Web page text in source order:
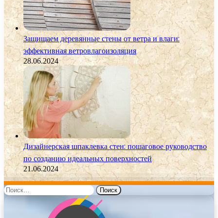
Защищаем деревянные стены от ветра и влаги:
эффективная ветровлагоизоляция
28.06.2024
Дизайнерская шпаклевка стен: пошаговое руководство
по созданию идеальных поверхностей
21.06.2024
Найти: